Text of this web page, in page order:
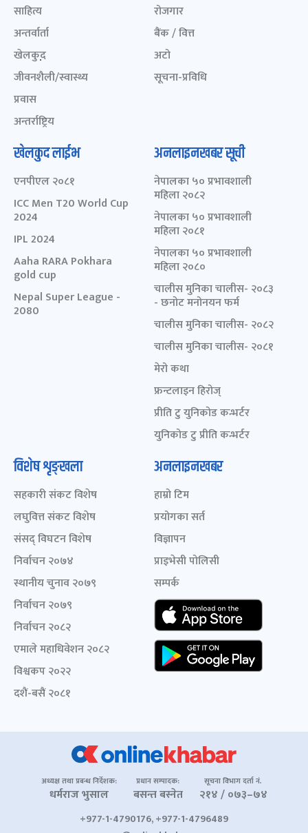
साहित्य
अन्तर्वार्ता
खेलकुद़़
जीवनशैली/स्वास्थ्य
प्रवास
अन्तर्राष्ट्रिय
रोजगार
बैंक / वित्त
अटो
सूचना-प्रविधि
खेलकुद लाईभ
एनपीएल २०८१
ICC Men T20 World Cup
2024
IPL 2024
Aaha RARA Pokhara
gold cup
Nepal Super League -
2080
अनलाइनखबर सूची
नेपालका ५० प्रभावशाली
महिला २०८२
नेपालका ५० प्रभावशाली
महिला २०८१
नेपालका ५० प्रभावशाली
महिला २०८०
चालीस मुनिका चालीस- २०८३
- छनोट मनोनयन फर्म
चालीस मुनिका चालीस- २०८२
चालीस मुनिका चालीस- २०८१
मेरो कथा
फ्रन्टलाइन हिरोज्
प्रीति टु युनिकोड कन्भर्टर
युनिकोड टु प्रीति कन्भर्टर
विशेष शृङ्खला
सहकारी संकट विशेष
लघुवित्त संकट विशेष
संसद् विघटन विशेष
निर्वाचन २०७४
स्थानीय चुनाव २०७९
निर्वाचन २०७९
निर्वाचन २०८२
एमाले महाधिवेशन २०८२
विश्वकप २०२२
दशैं-बसैं २०८१
अनलाइनखबर
हाम्रो टिम
प्रयोगका सर्त
विज्ञापन
प्राइभेसी पोलिसी
सम्पर्क
अध्यक्ष तथा प्रबन्ध निर्देशक:
धर्मराज भुसाल
प्रधान सम्पादक:
बसन्त बस्नेत
सूचना विभाग दर्ता नं.
२१४ / ०७३–७४
+977-1-4790176, +977-1-4796489